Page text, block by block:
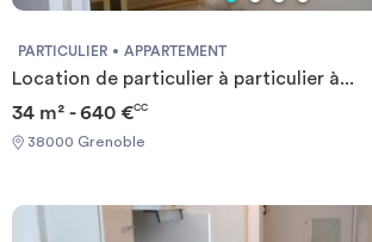
PARTICULIER APPARTEMENT
Location de particulier à particulier à...
34 m² - 640 €CC
38000 Grenoble